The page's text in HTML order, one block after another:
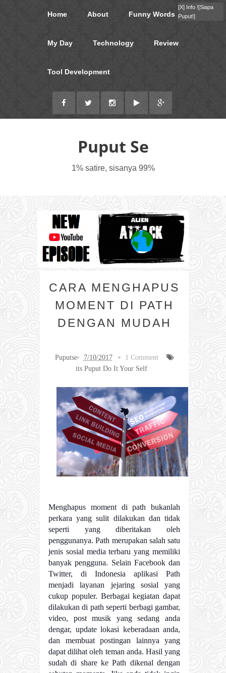
Home About Funny Words
My Day Technology Review
Tool Development
Puput Se
1% satire, sisanya 99%
CARA MENGHAPUS
MOMENT DI PATH
DENGAN MUDAH
Puputse 7/10/2017
1 Comment
its Puput Do It Your Self
Menghapus moment di path bukanlah
perkara yang sulit dilakukan dan tidak
seperti yang diberitakan oleh
penggunanya. Path merupakan salah satu
jenis sosial media terbaru yang memiliki
banyak pengguna. Selain Facebook dan
Twitter, di Indonesia aplikasi Path
menjadi layanan jejaring sosial yang
cukup populer. Berbagai kegiatan dapat
dilakukan di path seperti berbagi gambar,
video, post musik yang sedang anda
dengar, update lokasi keberadaan anda,
dan membuat postingan lainnya yang
dapat dilihat oleh teman anda. Hasil yang
sudah di share ke Path dikenal dengan
[X] Info ![Siapa
Puput!]